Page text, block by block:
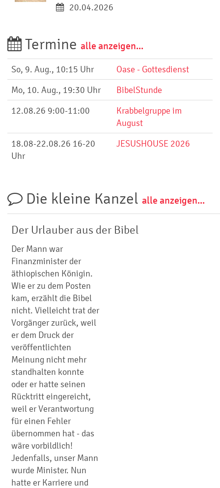
20.04.2026
Termine alle anzeigen...
So, 9. Aug., 10:15 Uhr
Oase - Gottesdienst
Mo, 10. Aug., 19:30 Uhr
BibelStunde
12.08.26 9:00-11:00
Krabbelgruppe im
August
18.08-22.08.26 16-20
Uhr
JESUSHOUSE 2026
Die kleine Kanzel alle anzeigen...
Der Urlauber aus der Bibel
Der Mann war
Finanzminister der
äthiopischen Königin.
Wie er zu dem Posten
kam, erzählt die Bibel
nicht. Vielleicht trat der
Vorgänger zurück, weil
er dem Druck der
veröffentlichten
Meinung nicht mehr
standhalten konnte
oder er hatte seinen
Rücktritt eingereicht,
weil er Verantwortung
für einen Fehler
übernommen hat - das
wäre vorbildlich!
Jedenfalls, unser Mann
wurde Minister. Nun
hatte er Karriere und